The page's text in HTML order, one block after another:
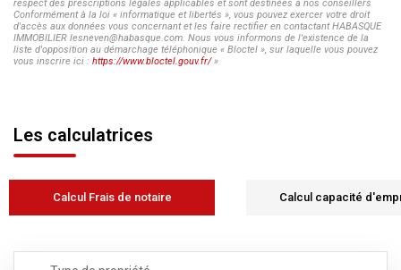
respect des prescriptions légales applicables et sont destinées à nos conseillers
Conformément à la loi « informatique et libertés », vous pouvez exercer votre droit
d'accès aux données vous concernant et les faire rectifier en contactant HABASQUE
IMMOBILIER lesneven@habasque.com. Nous vous informons de l'existence de la
liste d'opposition au démarchage téléphonique « Bloctel », sur laquelle vous pouvez
vous inscrire ici : https://www.bloctel.gouv.fr/»
Les calculatrices
Calcul Frais de notaire Calcul capacité